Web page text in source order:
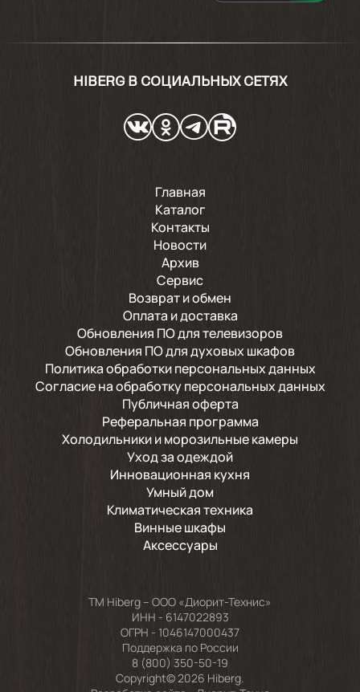
HIBERG В СОЦИАЛЬНЫХ СЕТЯХ
Главная
Каталог
Контакты
Новости
Архив
Сервис
Возврат и обмен
Оплата и доставка
Обновления ПО для телевизоров
Обновления ПО для духовых шкафов
Политика обработки персональных данных
Согласие на обработку персональных данных
Публичная оферта
Реферальная программа
Холодильники и морозильные камеры
Уход за одеждой
Инновационная кухня
Умный дом
Климатическая техника
Винные шкафы
Аксессуары
TM Hiberg – ООО «Диорит-Технис»
ИНН - 6147022893
ОГРН - 1046147000437
Поддержка по России
8 (800) 350-50-19
Copyright© 2026 Hiberg.